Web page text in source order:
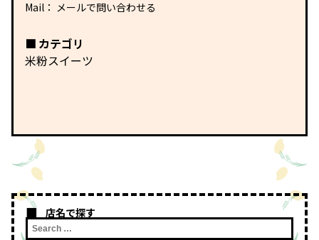
Mail： メールで問い合わせる
カテゴリ
米粉スイーツ
店名で探す